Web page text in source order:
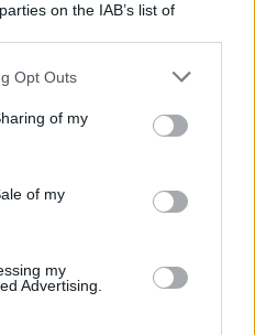
on the IAB’s list of
by us to third parties
uses one or more Google
information including but
behaviour. You may click to
and its third-party tags to
Opt Outs
of my
of my
my
Advertising.